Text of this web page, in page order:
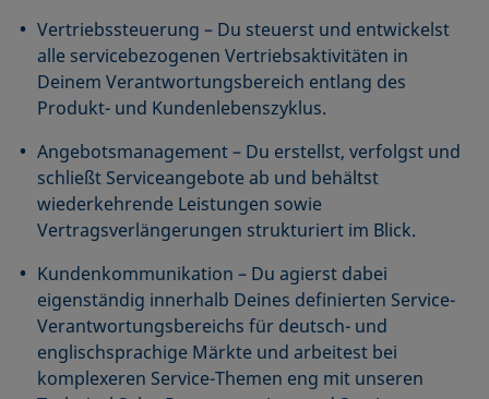
Vertriebssteuerung – Du steuerst und entwickelst
alle servicebezogenen Vertriebsaktivitäten in
Deinem Verantwortungsbereich entlang des
Produkt- und Kundenlebenszyklus.
Angebotsmanagement – Du erstellst, verfolgst und
schließt Serviceangebote ab und behältst
wiederkehrende Leistungen sowie
Vertragsverlängerungen strukturiert im Blick.
Kundenkommunikation – Du agierst dabei
eigenständig innerhalb Deines definierten Service-
Verantwortungsbereichs für deutsch- und
englischsprachige Märkte und arbeitest bei
komplexeren Service-Themen eng mit unseren